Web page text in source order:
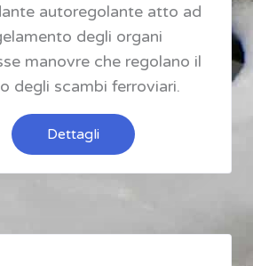
autoregolante atto ad
degli organi
manovre che regolano il
degli scambi ferroviari.
Dettagli